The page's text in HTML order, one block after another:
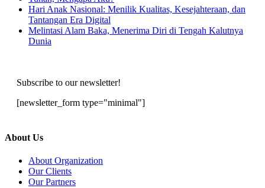
Hari Anak Nasional: Menilik Kualitas, Kesejahteraan, dan
Tantangan Era Digital
Melintasi Alam Baka, Menerima Diri di Tengah Kalutnya
Dunia
Subscribe to our newsletter!
[newsletter_form type="minimal"]
About Us
About Organization
Our Clients
Our Partners